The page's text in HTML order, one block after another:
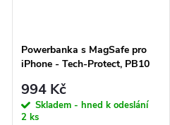
Powerbanka s MagSafe pro
iPhone - Tech-Protect, PB10
994 Kč
Skladem - hned k odeslání
2 ks